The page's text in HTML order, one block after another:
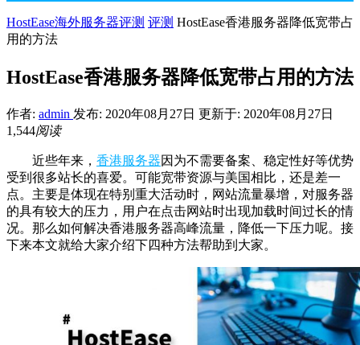
HostEase海外服务器评测 评测 HostEase香港服务器降低宽带占
用的方法
HostEase香港服务器降低宽带占用的方法
作者: admin 发布: 2020年08月27日 更新于: 2020年08月27日
1,544阅读
近些年来， 香港服务器因为不需要备案、稳定性好等优势
受到很多站长的喜爱。可能宽带资源与美国相比，还是差一
点。主要是体现在特别重大活动时，网站流量暴增，对服务器
的具有较大的压力，用户在点击网站时出现加载时间过长的情
况。那么如何解决香港服务器高峰流量，降低一下压力呢。接
下来本文就给大家介绍下四种方法帮助到大家。